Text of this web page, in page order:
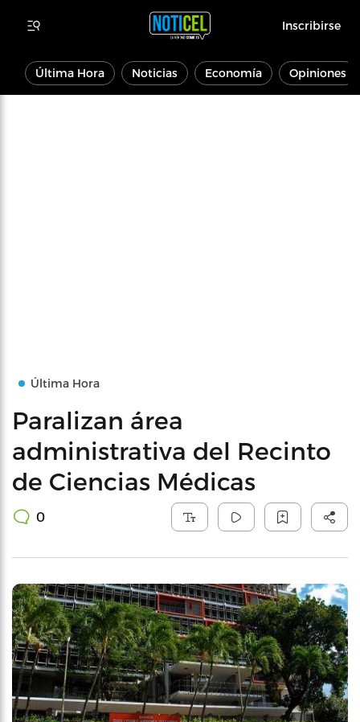
Inscribirse
Última Hora Noticias Economía Opiniones
Última Hora
Paralizan área
administrativa del Recinto
de Ciencias Médicas
0